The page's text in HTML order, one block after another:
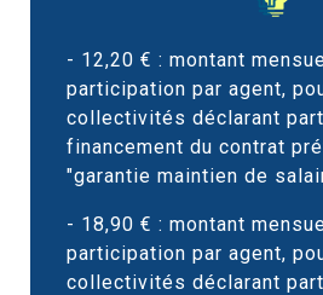
- 12,20 € : montant
participation par agent,
collectivités déclarant
financement du contrat
"garantie maintien de
- 18,90 € : montant
participation par agent,
collectivités déclarant